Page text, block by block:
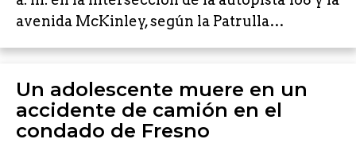
avenida McKinley, según la Patrulla…
Un adolescente muere en un
accidente de camión en el
condado de Fresno